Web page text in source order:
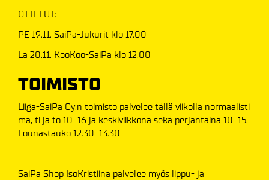
OTTELUT:
PE 19.11. SaiPa-Jukurit klo 17.00
La 20.11. KooKoo-SaiPa klo 12.00
TOIMISTO
Liiga-SaiPa Oy:n toimisto palvelee tällä viikolla normaalisti
ma, ti ja to 10-16 ja keskiviikkona sekä perjantaina 10-15.
Lounastauko 12.30-13.30
SaiPa Shop IsoKristiina palvelee myös lippu- ja